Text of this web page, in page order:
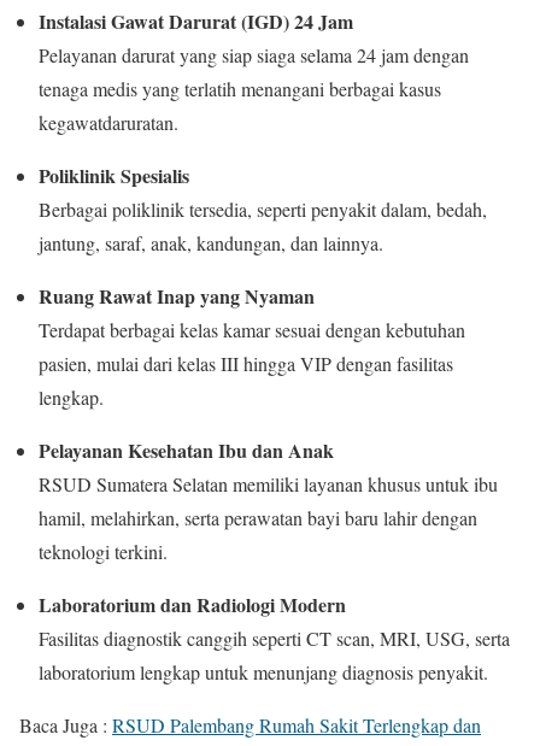
Instalasi Gawat Darurat (IGD) 24 Jam
Pelayanan darurat yang siap siaga selama 24 jam dengan
tenaga medis yang terlatih menangani berbagai kasus
kegawatdaruratan.
Poliklinik Spesialis
Berbagai poliklinik tersedia, seperti penyakit dalam, bedah,
jantung, saraf, anak, kandungan, dan lainnya.
Ruang Rawat Inap yang Nyaman
Terdapat berbagai kelas kamar sesuai dengan kebutuhan
pasien, mulai dari kelas III hingga VIP dengan fasilitas
lengkap.
Pelayanan Kesehatan Ibu dan Anak
RSUD Sumatera Selatan memiliki layanan khusus untuk ibu
hamil, melahirkan, serta perawatan bayi baru lahir dengan
teknologi terkini.
Laboratorium dan Radiologi Modern
Fasilitas diagnostik canggih seperti CT scan, MRI, USG, serta
laboratorium lengkap untuk menunjang diagnosis penyakit.
Baca Juga : RSUD Palembang Rumah Sakit Terlengkap dan